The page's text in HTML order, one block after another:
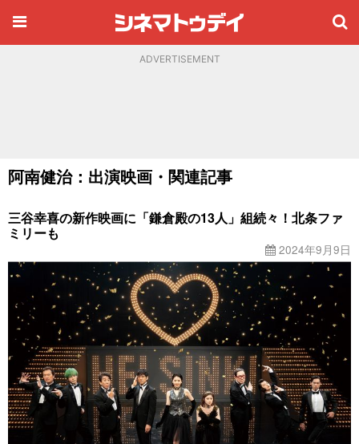
ADVERTISEMENT
阿南健治：出演映画・関連記事
三谷幸喜の新作映画に「鎌倉殿の13人」組続々！北条ファ
ミリーも
2024年9月9日